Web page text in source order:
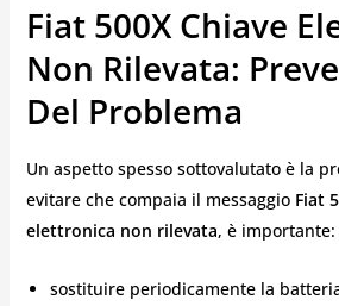
Fiat 500X Chiave
Non Rilevata:
Del Problema
Un aspetto spesso sottovalutato è la
evitare che compaia il messaggio Fiat
elettronica non rilevata, è importante:
sostituire periodicamente la